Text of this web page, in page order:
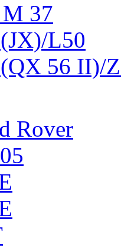
37
L50
56 II)/
Rover